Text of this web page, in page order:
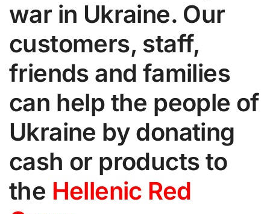
war in Ukraine. Our
customers, staff,
friends and families
can help the people of
Ukraine by donating
cash or products to
the Hellenic Red